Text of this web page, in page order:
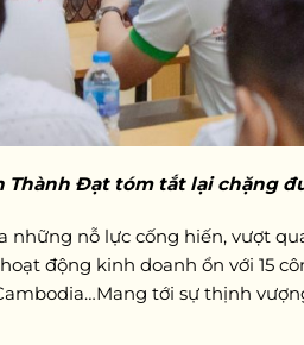
Thành Đạt tóm tắt lại chặng
những nỗ lực cống hiến, vượt
động kinh doanh ổn với 15
tới sự thịnh